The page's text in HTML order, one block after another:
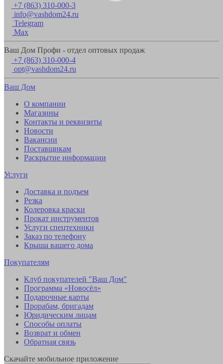
+7 (863) 310-000-3
info@vashdom24.ru
Telegram
Max
Ваш Дом Профи - отдел оптовых продаж
+7 (863) 310-000-4
opt@vashdom24.ru
Ваш Дом
О компании
Магазины
Контакты и реквизиты
Новости
Вакансии
Поставщикам
Раскрытие информации
Услуги
Доставка и подъем
Резка
Колеровка краски
Прокат инструментов
Услуги спецтехники
Заказ по телефону
Крыша вашего дома
Покупателям
Клуб покупателей "Ваш Дом"
Программа «Новосёл»
Подарочные карты
Прорабам, бригадам
Юридическим лицам
Способы оплаты
Возврат и обмен
Обратная связь
Скачайте мобильное приложение